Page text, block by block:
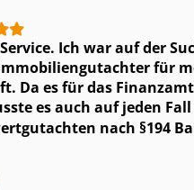
Ich war auf der
für
Da es für das
es auch auf jeden
nach §194